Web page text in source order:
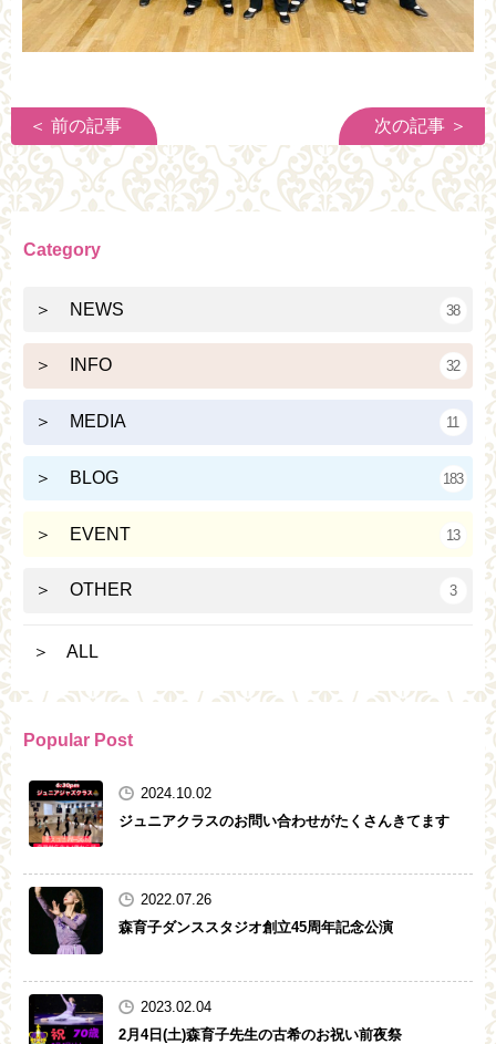
＜ 前の記事 次の記事 ＞
Category
＞ NEWS 38
＞ INFO 32
＞ MEDIA 11
＞ BLOG 183
＞ EVENT 13
＞ OTHER 3
＞ ALL
Popular Post
2024.10.02
ジュニアクラスのお問い合わせがたくさんきてます
2022.07.26
森育子ダンススタジオ創立45周年記念公演
2023.02.04
2月4日(土)森育子先生の古希のお祝い前夜祭